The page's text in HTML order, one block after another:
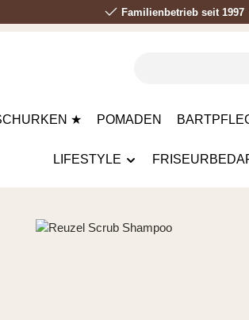
Familienbetrieb seit 1997
★ POMADEN
LIFESTYLE